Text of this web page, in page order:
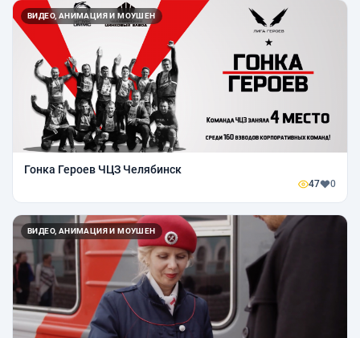
ВИДЕО, АНИМАЦИЯ И МОУШЕН
Гонка Героев ЧЦЗ Челябинск
47 0
ВИДЕО, АНИМАЦИЯ И МОУШЕН